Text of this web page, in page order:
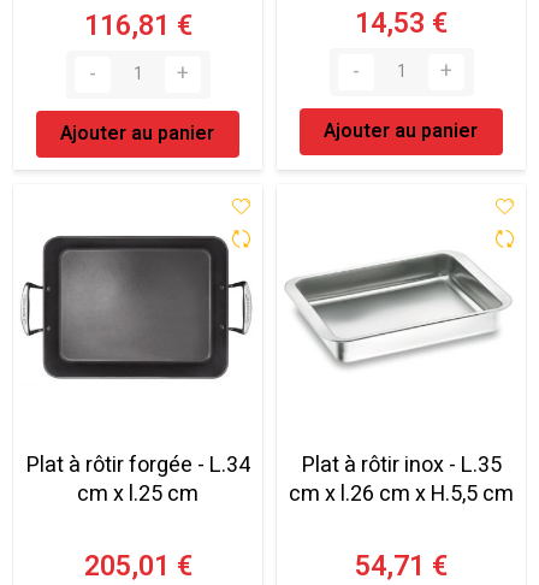
116,81 €
Ajouter au panier
14,53 €
Ajouter au panier
Plat à rôtir forgée - L.34
cm x l.25 cm
205,01 €
Plat à rôtir inox - L.35
cm x l.26 cm x H.5,5 cm
54,71 €